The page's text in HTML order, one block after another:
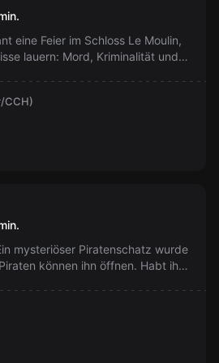
eine Feier im Schloss Le Moulin,
lauern: Mord, Kriminalität und
garantiert!
CCH)
Schatz
mysteriöser Piratenschatz wurde
können ihn öffnen. Habt ihr